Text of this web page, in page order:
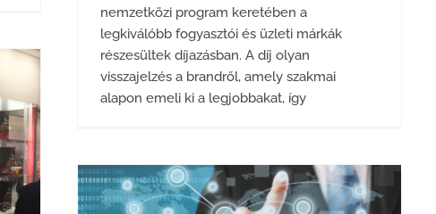
nemzetközi program keretében a
legkiválóbb fogyasztói és üzleti márkák
részesültek díjazásban. A díj olyan
visszajelzés a brandről, amely szakmai
alapon emeli ki a legjobbakat, így